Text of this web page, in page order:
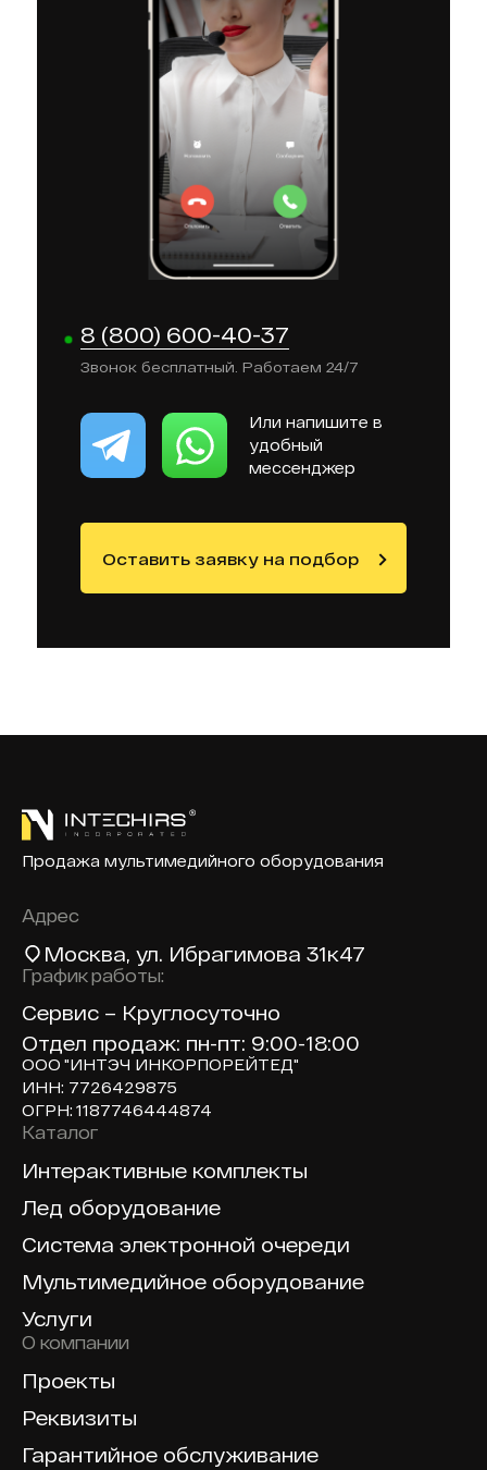
8 (800) 600-40-37
Звонок бесплатный. Работаем 24/7
Или напишите в
удобный
мессенджер
Оставить заявку на подбор
Продажа мультимедийного оборудования
Адрес
Москва, ул. Ибрагимова 31к47
График работы:
Сервис – Круглосуточно
Отдел продаж: пн-пт: 9:00-18:00
ООО "ИНТЭЧ ИНКОРПОРЕЙТЕД"
ИНН: 7726429875
ОГРН: 1187746444874
Доп навигация по сайту
Каталог
Интерактивные комплекты
Лед оборудование
Система электронной очереди
Мультимедийное оборудование
Услуги
О компании
Проекты
Реквизиты
Гарантийное обслуживание